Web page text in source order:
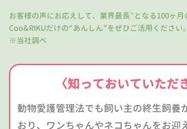
お客様の声にお応えして、業界最長 ※ となる100ヶ月
Coo&RIKUだけの“あんしん”をぜひご活用ください。
※当社調べ
〈知っておいていただ
動物愛護管理法でも飼い主の終生飼養
おり、ワンちゃんやネコちゃんをお迎